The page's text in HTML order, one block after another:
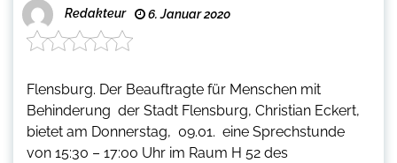
Redakteur 6. Januar 2020
Flensburg. Der Beauftragte für Menschen mit
Behinderung der Stadt Flensburg, Christian Eckert,
bietet am Donnerstag, 09.01. eine Sprechstunde
von 15:30 – 17:00 Uhr im Raum H 52 des